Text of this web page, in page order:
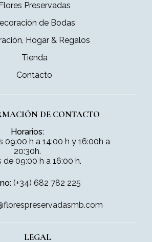
Preservadas
de Bodas
Hogar & Regalos
Tienda
Contacto
DE CONTACTO
Horarios:
09:00 h a 14:00 h y 16:00h a
20:30h.
de 09:00 h a 16:00 h.
: (+34) 682 782 225
LEGAL